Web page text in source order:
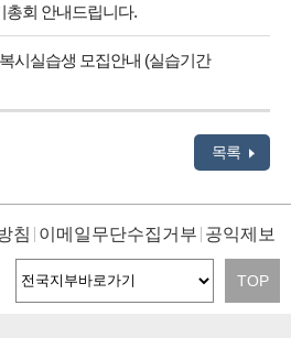
총회 안내드립니다.
시실습생 모집안내 (실습기간
목록
침 이메일무단수집거부 공익제보
TOP